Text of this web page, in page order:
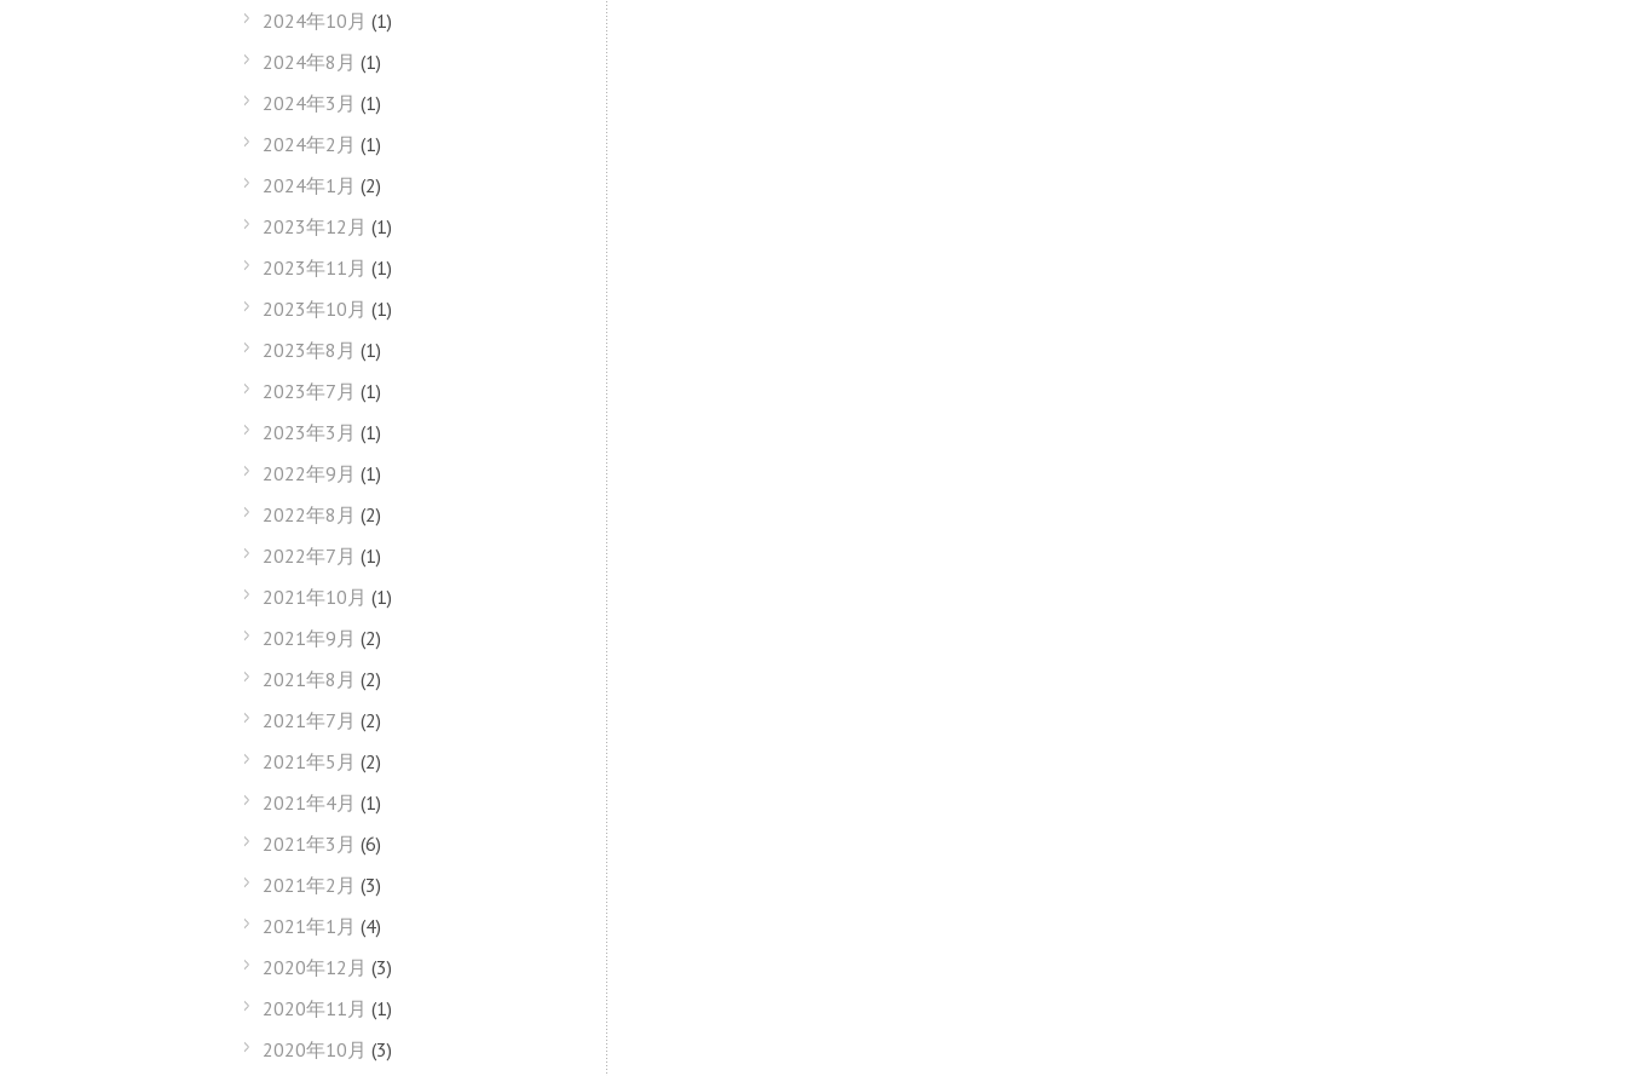
2024年10月 (1)
2024年8月 (1)
2024年3月 (1)
2024年2月 (1)
2024年1月 (2)
2023年12月 (1)
2023年11月 (1)
2023年10月 (1)
2023年8月 (1)
2023年7月 (1)
2023年3月 (1)
2022年9月 (1)
2022年8月 (2)
2022年7月 (1)
2021年10月 (1)
2021年9月 (2)
2021年8月 (2)
2021年7月 (2)
2021年5月 (2)
2021年4月 (1)
2021年3月 (6)
2021年2月 (3)
2021年1月 (4)
2020年12月 (3)
2020年11月 (1)
2020年10月 (3)